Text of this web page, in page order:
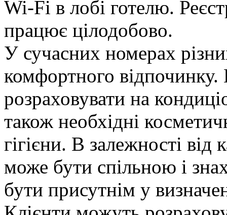
Wi-Fi в лобі готелю.
працює цілодобово.
У сучасних номерах
комфортного відпочинку.
розраховувати на
також необхідні
гігієни. В залежності від
може бути спільною і
бути присутнім у